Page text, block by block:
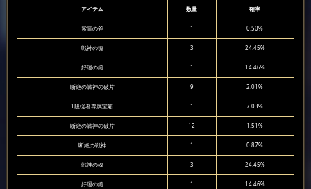
アイテム 数量 確率
紫電の斧 1 0.50%
戦神の魂 3 24.45%
好運の鎚 1 14.46%
断絶の戦神の破片 9 2.01%
1段従者専属宝箱 1 7.03%
断絶の戦神の破片 12 1.51%
断絶の戦神 1 0.87%
戦神の魂 3 24.45%
好運の鎚 1 14.46%